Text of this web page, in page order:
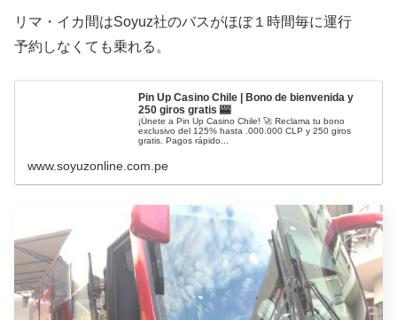
リマ・イカ間はSoyuz社のバスがほぼ１時間毎に運行
予約しなくても乗れる。
Pin Up Casino Chile | Bono de bienvenida y
250 giros gratis 🎰
¡Únete a Pin Up Casino Chile! 🚀 Reclama tu bono
exclusivo del 125% hasta .000.000 CLP y 250 giros
gratis. Pagos rápido...
www.soyuzonline.com.pe